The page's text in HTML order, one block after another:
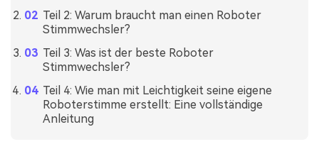
Teil 2: Warum braucht man einen Roboter
Stimmwechsler?
Teil 3: Was ist der beste Roboter
Stimmwechsler?
Teil 4: Wie man mit Leichtigkeit seine eigene
Roboterstimme erstellt: Eine vollständige
Anleitung